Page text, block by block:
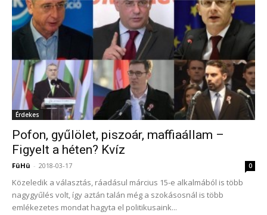
Érdekes
Pofon, gyűlölet, piszoár, maffiaállam –
Figyelt a héten? Kvíz
FüHü - 2018-03-17 0
Közeledik a választás, ráadásul március 15-e alkalmából is több
nagygyűlés volt, így aztán talán még a szokásosnál is több
emlékezetes mondat hagyta el politikusaink...